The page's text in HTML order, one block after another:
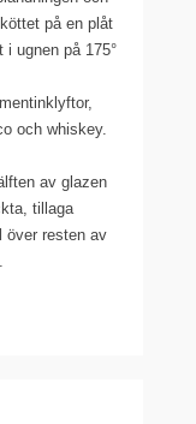
på en plåt
i ugnen på 175°
och whiskey.
av glazen
tillaga
över resten av